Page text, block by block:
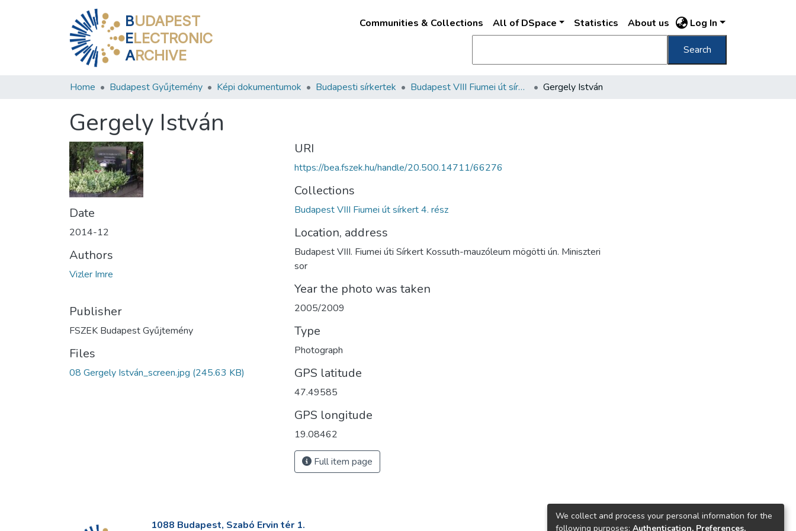
BUDAPEST
ELECTRONIC
ARCHIVE
Communities & Collections All of DSpace Statistics About us Log In
Search
Home Budapest Gyűjtemény Képi dokumentumok Budapesti sírkertek Budapest VIII Fiumei út sírkert 4. rész Gergely István
Gergely István
Date
2014-12
Authors
Vizler Imre
Publisher
FSZEK Budapest Gyűjtemény
Files
08 Gergely István_screen.jpg (245.63 KB)
URI
https://bea.fszek.hu/handle/20.500.14711/66276
Collections
Budapest VIII Fiumei út sírkert 4. rész
Location, address
Budapest VIII. Fiumei úti Sírkert Kossuth-mauzóleum mögötti ún. Miniszteri
sor
Year the photo was taken
2005/2009
Type
Photograph
GPS latitude
47.49585
GPS longitude
19.08462
Full item page
1088 Budapest, Szabó Ervin tér 1.
We collect and process your personal information for the
following purposes: Authentication, Preferences,